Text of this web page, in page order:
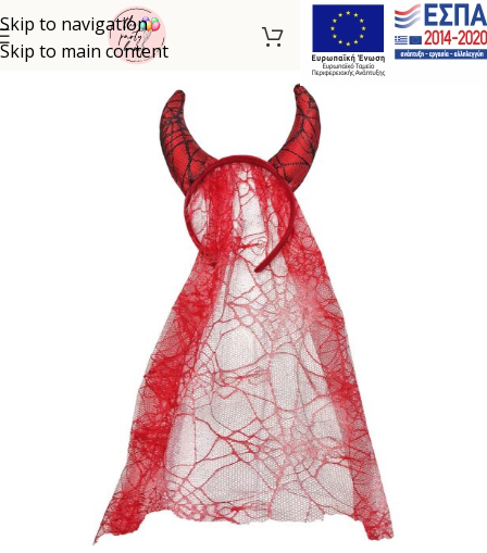
Skip to navigation
Skip to main content